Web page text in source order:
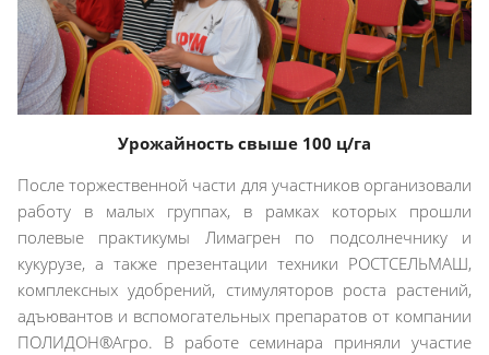
Урожайность свыше 100 ц/га
После торжественной части для участников организовали
работу в малых группах, в рамках которых прошли
полевые практикумы Лимагрен по подсолнечнику и
кукурузе, а также презентации техники РОСТСЕЛЬМАШ,
комплексных удобрений, стимуляторов роста растений,
адъювантов и вспомогательных препаратов от компании
ПОЛИДОН®Агро. В работе семинара приняли участие